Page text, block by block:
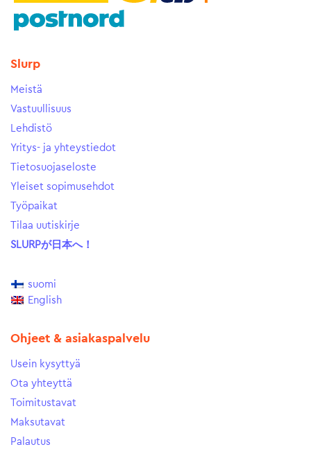
Slurp
Meistä
Vastuullisuus
Lehdistö
Yritys- ja yhteystiedot
Tietosuojaseloste
Yleiset sopimusehdot
Työpaikat
Tilaa uutiskirje
SLURPが日本へ！
suomi
English
Ohjeet & asiakaspalvelu
Usein kysyttyä
Ota yhteyttä
Toimitustavat
Maksutavat
Palautus